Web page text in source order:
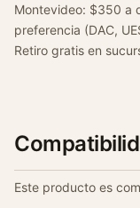
Montevideo: $350 a
preferencia (DAC,
Retiro gratis en
Este producto es